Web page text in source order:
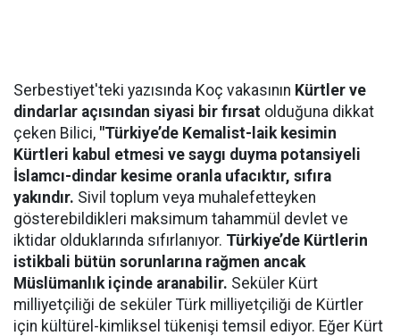
Serbestiyet'teki yazısında Koç vakasının Kürtler ve
dindarlar açısından siyasi bir fırsat olduğuna dikkat
çeken Bilici, "Türkiye’de Kemalist-laik kesimin
Kürtleri kabul etmesi ve saygı duyma potansiyeli
İslamcı-dindar kesime oranla ufacıktır, sıfıra
yakındır. Sivil toplum veya muhalefetteyken
gösterebildikleri maksimum tahammül devlet ve
iktidar olduklarında sıfırlanıyor. Türkiye’de Kürtlerin
istikbali bütün sorunlarına rağmen ancak
Müslümanlık içinde aranabilir. Seküler Kürt
milliyetçiliği de seküler Türk milliyetçiliği de Kürtler
için kültürel-kimliksel tükenişi temsil ediyor. Eğer Kürt